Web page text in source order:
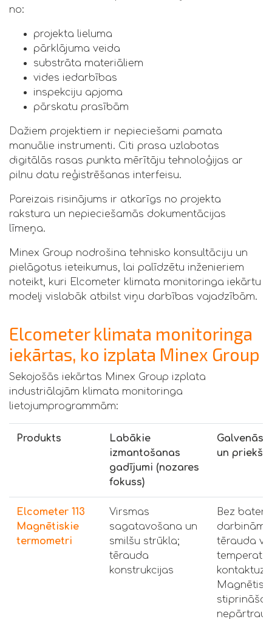
no:
projekta lieluma
pārklājuma veida
substrāta materiāliem
vides iedarbības
inspekciju apjoma
pārskatu prasībām
Dažiem projektiem ir nepieciešami pamata
manuālie instrumenti. Citi prasa uzlabotas
digitālās rasas punkta mērītāju tehnoloģijas ar
pilnu datu reģistrēšanas interfeisu.
Pareizais risinājums ir atkarīgs no projekta
rakstura un nepieciešamās dokumentācijas
līmeņa.
Minex Group nodrošina tehnisko konsultāciju un
pielāgotus ieteikumus, lai palīdzētu inženieriem
noteikt, kuri Elcometer klimata monitoringa iekārtu
modeļi vislabāk atbilst viņu darbības vajadzībām.
Elcometer klimata monitoringa
iekārtas, ko izplata Minex Group
Sekojošās iekārtas Minex Group izplata
industriālajām klimata monitoringa
lietojumprogrammām:
Produkts
Labākie
izmantošanas
gadījumi (nozares
fokuss)
Galvenās
un
Elcometer 113
Magnētiskie
termometri
Virsmas
sagatavošana un
smilšu strūkla;
tērauda
konstrukcijas
Bez
darbināma
tērauda